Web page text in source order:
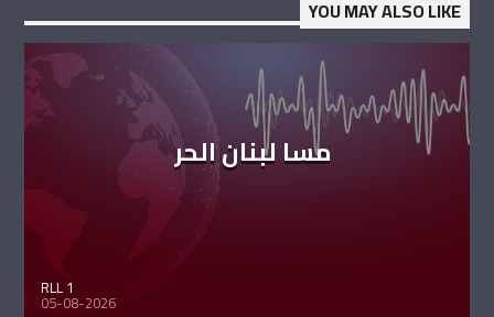
YOU MAY ALSO LIKE
مسا لبنان الحر
RLL 1
05-08-2026